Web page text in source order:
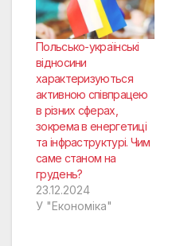
Польсько-українські
відносини
характеризуються
активною співпрацею
в різних сферах,
зокрема в енергетиці
та інфраструктурі. Чим
саме станом на
грудень?
23.12.2024
У "Економіка"